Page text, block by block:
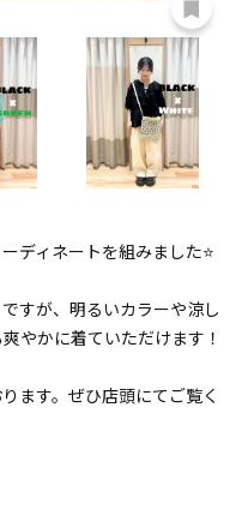
ディネートを組みました⭐
すが、明るいカラーや涼し
やかに着ていただけます！
ます。ぜひ店頭にてご覧く